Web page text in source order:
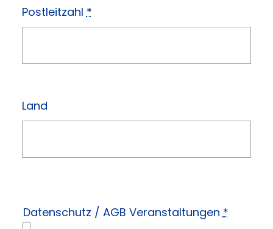
Postleitzahl*
Land
Datenschutz / AGB Veranstaltungen *